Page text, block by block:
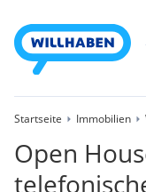
Startseite Immobilien
Open